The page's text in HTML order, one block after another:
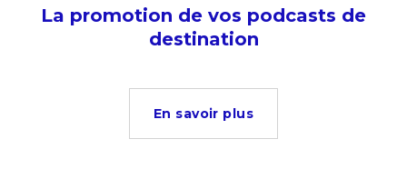
La promotion de vos podcasts de
destination
En savoir plus